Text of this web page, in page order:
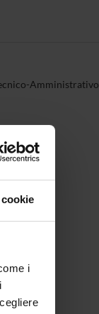
i
Amministrativo